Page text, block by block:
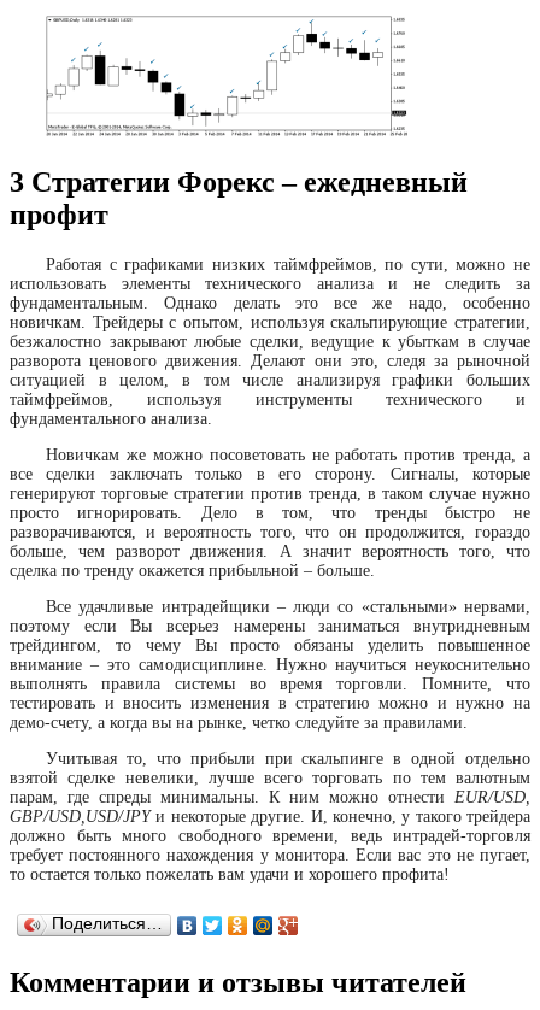
3 Стратегии Форекс – ежедневный
профит
Работая с графиками низких таймфреймов, по сути, можно не
использовать элементы технического анализа и не следить за
фундаментальным. Однако делать это все же надо, особенно
новичкам. Трейдеры с опытом, используя скальпирующие стратегии,
безжалостно закрывают любые сделки, ведущие к убыткам в случае
разворота ценового движения. Делают они это, следя за рыночной
ситуацией в целом, в том числе анализируя графики больших
таймфреймов, используя инструменты технического и
фундаментального анализа.
Новичкам же можно посоветовать не работать против тренда, а
все сделки заключать только в его сторону. Сигналы, которые
генерируют торговые стратегии против тренда, в таком случае нужно
просто игнорировать. Дело в том, что тренды быстро не
разворачиваются, и вероятность того, что он продолжится, гораздо
больше, чем разворот движения. А значит вероятность того, что
сделка по тренду окажется прибыльной – больше.
Все удачливые интрадейщики – люди со «стальными» нервами,
поэтому если Вы всерьез намерены заниматься внутридневным
трейдингом, то чему Вы просто обязаны уделить повышенное
внимание – это самодисциплине. Нужно научиться неукоснительно
выполнять правила системы во время торговли. Помните, что
тестировать и вносить изменения в стратегию можно и нужно на
демо-счету, а когда вы на рынке, четко следуйте за правилами.
Учитывая то, что прибыли при скальпинге в одной отдельно
взятой сделке невелики, лучше всего торговать по тем валютным
парам, где спреды минимальны. К ним можно отнести EUR/USD,
GBP/USD,USD/JPYи некоторые другие. И, конечно, у такого трейдера
должно быть много свободного времени, ведь интрадей-торговля
требует постоянного нахождения у монитора. Если вас это не пугает,
то остается только пожелать вам удачи и хорошего профита!
Поделиться…
Комментарии и отзывы читателей